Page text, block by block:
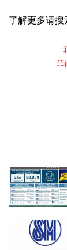
了解更多请搜
菲